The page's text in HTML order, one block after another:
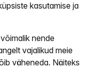
kasutamise ja
nende
vajalikud meie
väheneda. Näiteks